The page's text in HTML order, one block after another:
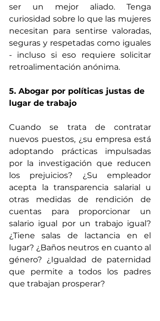
ser un mejor aliado. Tenga
curiosidad sobre lo que las mujeres
necesitan para sentirse valoradas,
seguras y respetadas como iguales
- incluso si eso requiere solicitar
retroalimentación anónima.
5. Abogar por políticas justas de
lugar de trabajo
Cuando se trata de contratar
nuevos puestos, ¿su empresa está
adoptando prácticas impulsadas
por la investigación que reducen
los prejuicios? ¿Su empleador
acepta la transparencia salarial u
otras medidas de rendición de
cuentas para proporcionar un
salario igual por un trabajo igual?
¿Tiene salas de lactancia en el
lugar? ¿Baños neutros en cuanto al
género? ¿Igualdad de paternidad
que permite a todos los padres
que trabajan prosperar?